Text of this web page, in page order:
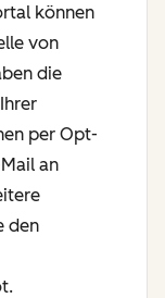
können
von
die
per Opt-
an
den